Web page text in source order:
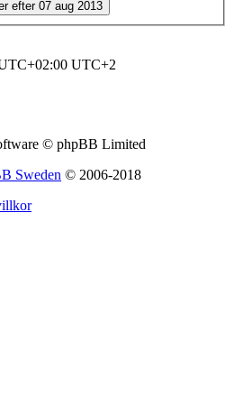
UTC+2
© phpBB Limited
Sweden © 2006-2018